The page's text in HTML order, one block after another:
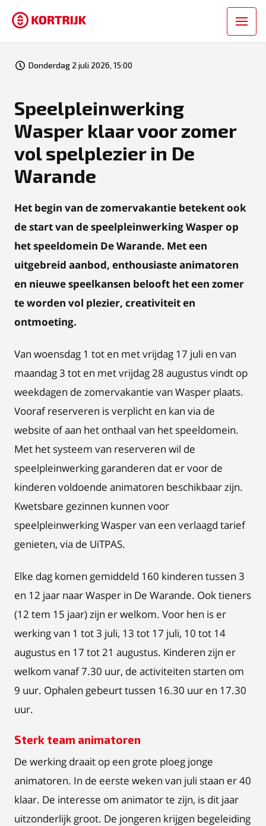
Donderdag 2 juli 2026, 15:00
Speelpleinwerking
Wasper klaar voor zomer
vol spelplezier in De
Warande
Het begin van de zomervakantie betekent ook
de start van de speelpleinwerking Wasper op
het speeldomein De Warande. Met een
uitgebreid aanbod, enthousiaste animatoren
en nieuwe speelkansen belooft het een zomer
te worden vol plezier, creativiteit en
ontmoeting.
Van woensdag 1 tot en met vrijdag 17 juli en van
maandag 3 tot en met vrijdag 28 augustus vindt op
weekdagen de zomervakantie van Wasper plaats.
Vooraf reserveren is verplicht en kan via de
website of aan het onthaal van het speeldomein.
Met het systeem van reserveren wil de
speelpleinwerking garanderen dat er voor de
kinderen voldoende animatoren beschikbaar zijn.
Kwetsbare gezinnen kunnen voor
speelpleinwerking Wasper van een verlaagd tarief
genieten, via de UiTPAS.
Elke dag komen gemiddeld 160 kinderen tussen 3
en 12 jaar naar Wasper in De Warande. Ook tieners
(12 tem 15 jaar) zijn er welkom. Voor hen is er
werking van 1 tot 3 juli, 13 tot 17 juli, 10 tot 14
augustus en 17 tot 21 augustus. Kinderen zijn er
welkom vanaf 7.30 uur, de activiteiten starten om
9 uur. Ophalen gebeurt tussen 16.30 uur en 17.30
uur.
Sterk team animatoren
De werking draait op een grote ploeg jonge
animatoren. In de eerste weken van juli staan er 40
klaar. De interesse om animator te zijn, is dit jaar
uitzonderlijk groot. De jongeren krijgen begeleiding